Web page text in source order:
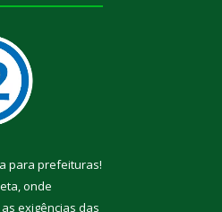
para prefeituras!
onde
exigências das